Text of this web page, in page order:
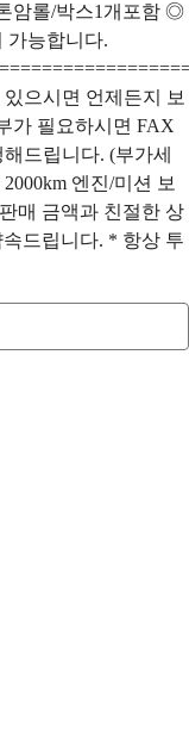
암롤/박스1개포함 ◎
가능합니다.
으시면 언제든지 보
가 필요하시면 FAX
드립니다. (부가세
엔진/미션 보
매 금액과 친절한 상
드립니다. * 항상 투